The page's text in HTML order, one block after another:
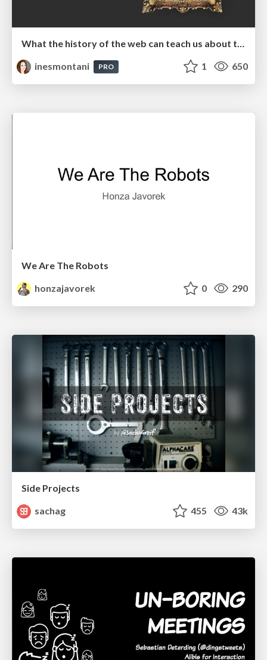
What the history of the web can teach us about the future of AI
inesmontani
PRO 1 650
We Are The Robots
honzajavorek
0 290
Side Projects
sachag
455 43k